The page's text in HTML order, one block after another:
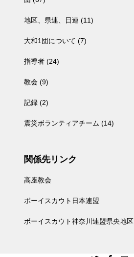
地区、県連、日連 (11)
大和1団について (7)
指導者 (24)
教会 (9)
記録 (2)
震災ボランティアチーム (14)
関係先リンク
高座教会
ボーイスカウト日本連盟
ボーイスカウト神奈川連盟県央地区